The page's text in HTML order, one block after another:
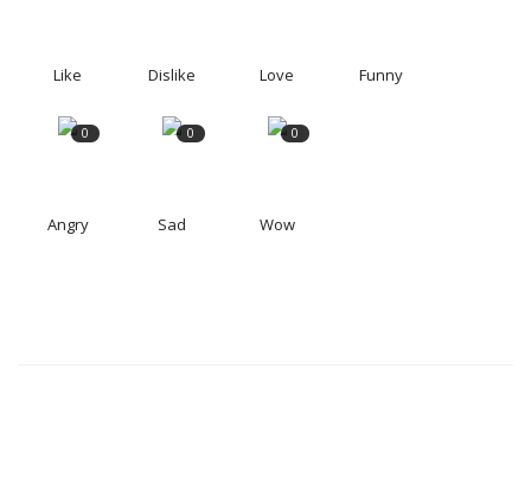
Like Dislike Love Funny
0
Angry
0
Sad
0
Wow